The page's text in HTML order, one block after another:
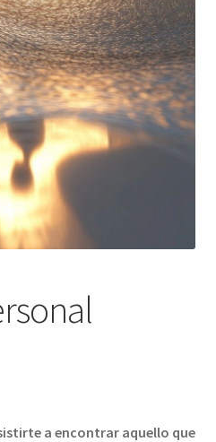
a encontrar aquello que